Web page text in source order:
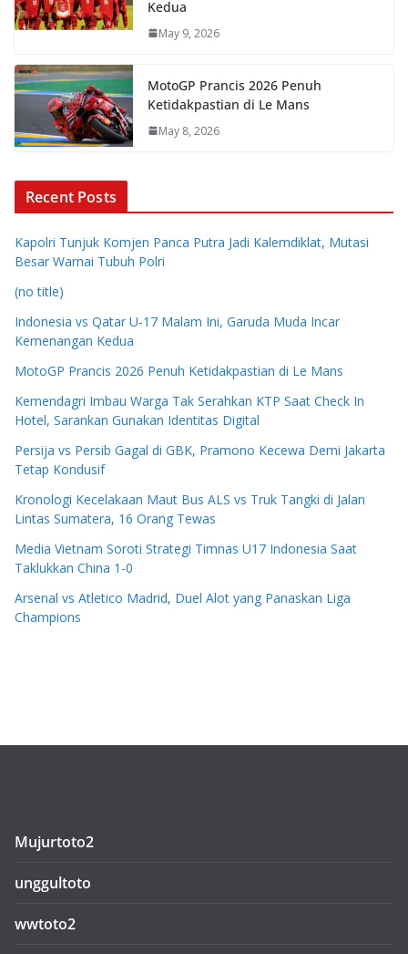
Kedua
May 9, 2026
MotoGP Prancis 2026 Penuh
Ketidakpastian di Le Mans
May 8, 2026
Recent Posts
Kapolri Tunjuk Komjen Panca Putra Jadi Kalemdiklat, Mutasi
Besar Warnai Tubuh Polri
(no title)
Indonesia vs Qatar U-17 Malam Ini, Garuda Muda Incar
Kemenangan Kedua
MotoGP Prancis 2026 Penuh Ketidakpastian di Le Mans
Kemendagri Imbau Warga Tak Serahkan KTP Saat Check In
Hotel, Sarankan Gunakan Identitas Digital
Persija vs Persib Gagal di GBK, Pramono Kecewa Demi Jakarta
Tetap Kondusif
Kronologi Kecelakaan Maut Bus ALS vs Truk Tangki di Jalan
Lintas Sumatera, 16 Orang Tewas
Media Vietnam Soroti Strategi Timnas U17 Indonesia Saat
Taklukkan China 1-0
Arsenal vs Atletico Madrid, Duel Alot yang Panaskan Liga
Champions
Mujurtoto2
unggultoto
wwtoto2